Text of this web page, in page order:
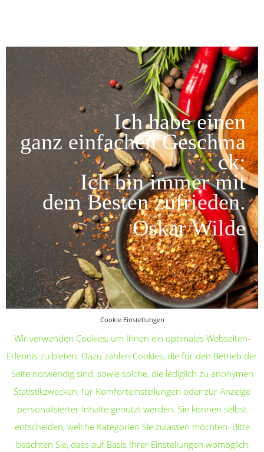
Ich habe einen
ganz einfachen Geschma
ck:
Ich bin immer mit
dem Besten zufrieden.
Oskar Wilde
Cookie Einstellungen
Wir verwenden Cookies, um Ihnen ein optimales Webseiten-
Erlebnis zu bieten. Dazu zählen Cookies, die für den Betrieb der
Seite notwendig sind, sowie solche, die lediglich zu anonymen
Statistikzwecken, für Komforteinstellungen oder zur Anzeige
personalisierter Inhalte genutzt werden. Sie können selbst
entscheiden, welche Kategorien Sie zulassen möchten. Bitte
beachten Sie, dass auf Basis Ihrer Einstellungen womöglich